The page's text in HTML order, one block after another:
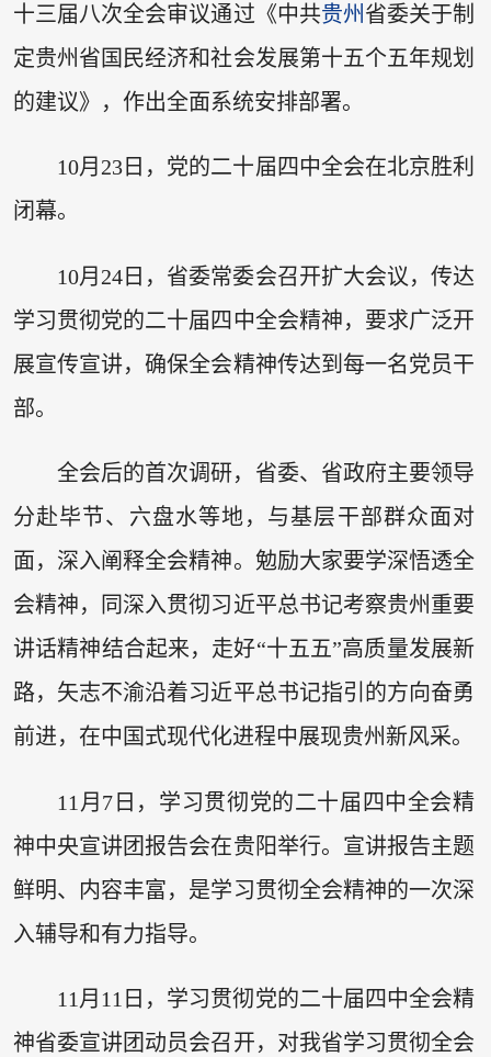
十三届八次全会审议通过《中共贵州 省委关于制
定贵州省国民经济和社会发展第十五个五年规划
的建议》，作出全面系统安排部署。
10月23日，党的二十届四中全会在北京胜利
闭幕。
10月24日，省委常委会召开扩大会议，传达
学习贯彻党的二十届四中全会精神，要求广泛开
展宣传宣讲，确保全会精神传达到每一名党员干
部。
全会后的首次调研，省委、省政府主要领导
分赴毕节、六盘水等地，与基层干部群众面对
面，深入阐释全会精神。勉励大家要学深悟透全
会精神，同深入贯彻习近平总书记考察贵州重要
讲话精神结合起来，走好“十五五”高质量发展新
路，矢志不渝沿着习近平总书记指引的方向奋勇
前进，在中国式现代化进程中展现贵州新风采。
11月7日，学习贯彻党的二十届四中全会精
神中央宣讲团报告会在贵阳举行。宣讲报告主题
鲜明、内容丰富，是学习贯彻全会精神的一次深
入辅导和有力指导。
11月11日，学习贯彻党的二十届四中全会精
神省委宣讲团动员会召开，对我省学习贯彻全会